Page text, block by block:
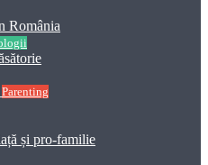
România
Parenting
și pro-familie